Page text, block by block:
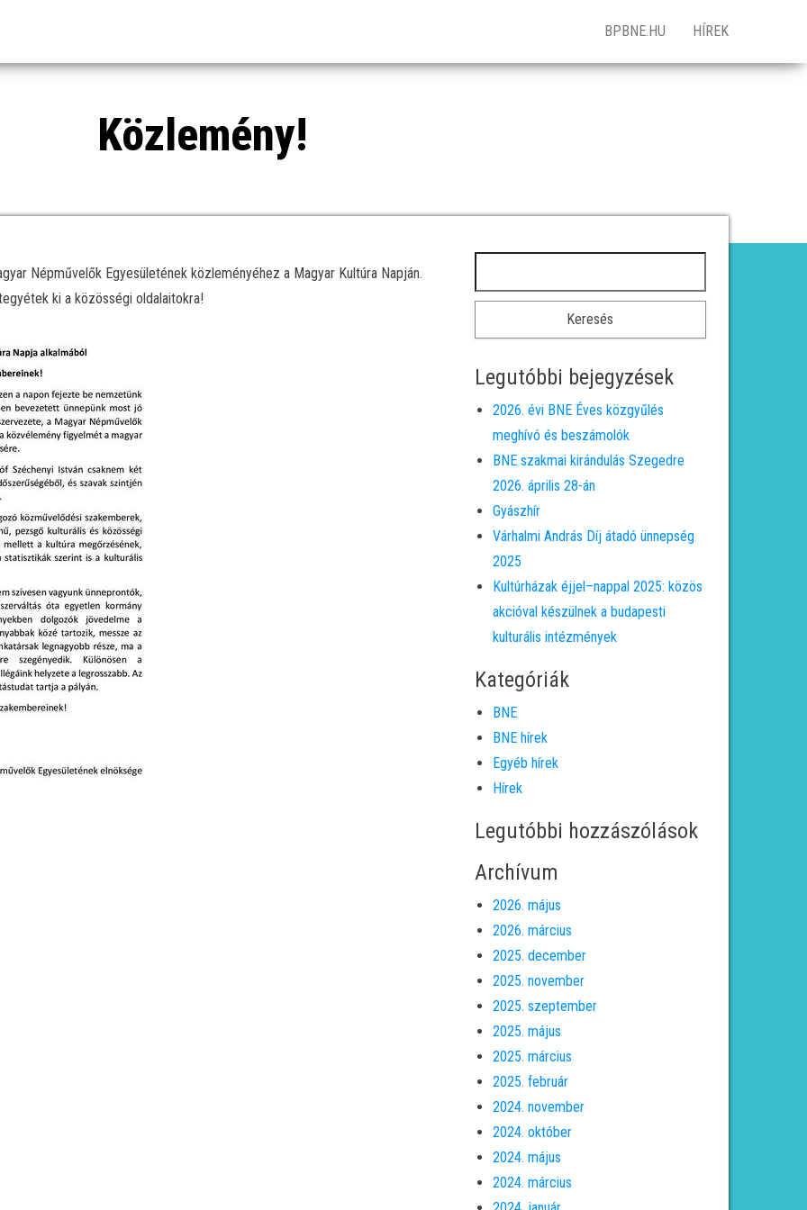
BPBNE.HU HÍREK
Közlemény!
Népművelők Egyesületének közleményéhez a Magyar Kultúra Napján.
ki a közösségi oldalaitokra!
Legutóbbi bejegyzések
2026. évi BNE Éves közgyűlés
meghívó és beszámolók
BNE szakmai kirándulás Szegedre
2026. április 28-án
Gyászhír
Várhalmi András Díj átadó ünnepség
2025
Kultúrházak éjjel–nappal 2025: közös
akcióval készülnek a budapesti
kulturális intézmények
Kategóriák
BNE
BNE hírek
Egyéb hírek
Hírek
Legutóbbi hozzászólások
Archívum
2026. május
2026. március
2025. december
2025. november
2025. szeptember
2025. május
2025. március
2025. február
2024. november
2024. október
2024. május
2024. március